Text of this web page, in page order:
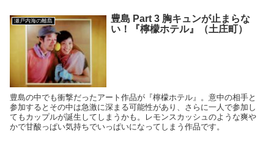
瀬戸内海の離島
豊島 Part 3 胸キュンが止まらな
い！『檸檬ホテル』（土庄町）
豊島の中でも衝撃だったアート作品が『檸檬ホテル』。意中の相手と
参加するとその中は急激に深まる可能性があり、さらに一人で参加し
てもカップルが誕生してしまうかも。レモンスカッシュのような爽や
かで甘酸っぱい気持ちでいっぱいになってしまう作品です。